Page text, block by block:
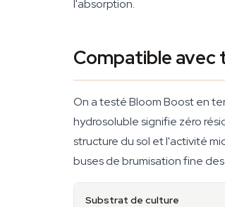
l'absorption.
Compatible avec
On a testé Bloom Boost en
hydrosoluble signifie zéro
structure du sol et l'activité
buses de brumisation fine
Substrat de culture